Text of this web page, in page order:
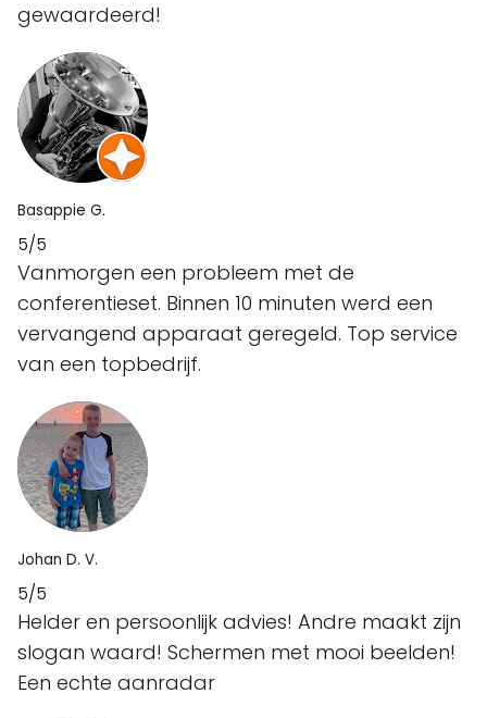
gewaardeerd!
Basappie G.
5/5
Vanmorgen een probleem met de
conferentieset. Binnen 10 minuten werd een
vervangend apparaat geregeld. Top service
van een topbedrijf.
Johan D. V.
5/5
Helder en persoonlijk advies! Andre maakt zijn
slogan waard! Schermen met mooi beelden!
Een echte aanradar